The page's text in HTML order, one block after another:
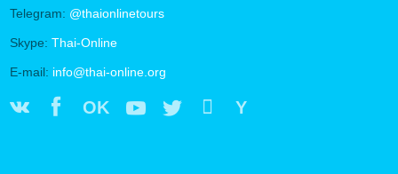
Telegram: @thaionlinetours
Skype: Thai-Online
E-mail: info@thai-online.org
OK Y